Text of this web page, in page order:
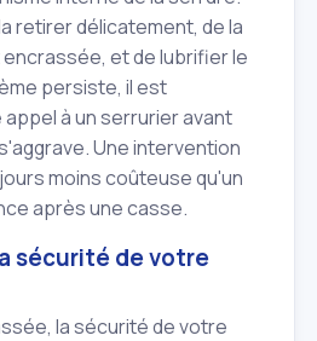
retirer délicatement, de la
et de lubrifier le
persiste, il est
à un serrurier avant
Une intervention
moins coûteuse qu'un
après une casse.
sécurité de votre
la sécurité de votre